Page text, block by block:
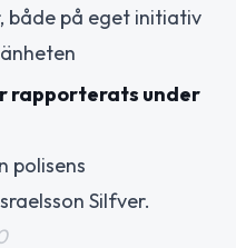
både på eget initiativ
rapporterats under
polisens
Silfver.